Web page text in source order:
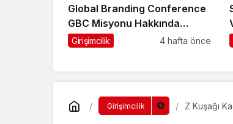
Global Branding Conference
GBC Misyonu Hakkında
Merak Edilenler
Girişimcilik 4 hafta önce
Girişimcilik Z Kuşağı